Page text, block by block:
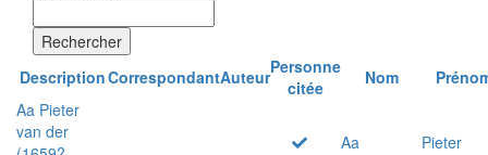
Rechercher
DescriptionCorrespondantAuteurPersonne
citée
Nom
Aa Pieter
van der
Aa Pieter